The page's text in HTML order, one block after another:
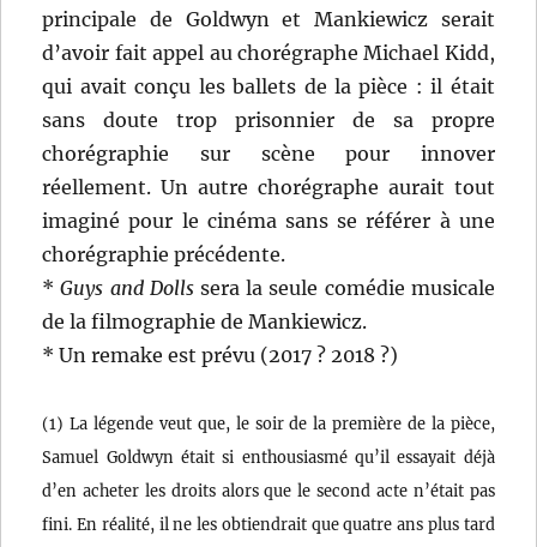
principale de Goldwyn et Mankiewicz serait
d’avoir fait appel au chorégraphe Michael Kidd,
qui avait conçu les ballets de la pièce : il était
sans doute trop prisonnier de sa propre
chorégraphie sur scène pour innover
réellement. Un autre chorégraphe aurait tout
imaginé pour le cinéma sans se référer à une
chorégraphie précédente.
*Guys and Dollssera la seule comédie musicale
de la filmographie de Mankiewicz.
* Un remake est prévu (2017 ? 2018 ?)
(1) La légende veut que, le soir de la première de la pièce,
Samuel Goldwyn était si enthousiasmé qu’il essayait déjà
d’en acheter les droits alors que le second acte n’était pas
fini. En réalité, il ne les obtiendrait que quatre ans plus tard